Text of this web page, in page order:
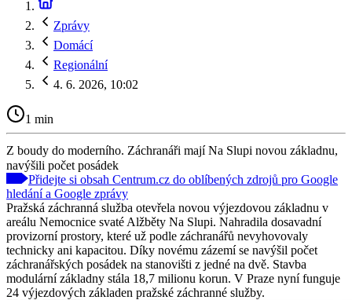
Zprávy
Domácí
Regionální
4. 6. 2026, 10:02
1 min
Z boudy do moderního. Záchranáři mají Na Slupi novou základnu,
navýšili počet posádek
Přidejte si obsah Centrum.cz do oblíbených zdrojů pro Google
hledání a Google zprávy
Pražská záchranná služba otevřela novou výjezdovou základnu v
areálu Nemocnice svaté Alžběty Na Slupi. Nahradila dosavadní
provizorní prostory, které už podle záchranářů nevyhovovaly
technicky ani kapacitou. Díky novému zázemí se navýšil počet
záchranářských posádek na stanovišti z jedné na dvě. Stavba
modulární základny stála 18,7 milionu korun. V Praze nyní funguje
24 výjezdových základen pražské záchranné služby.